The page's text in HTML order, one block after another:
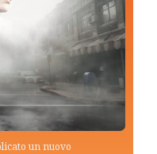
un nuovo